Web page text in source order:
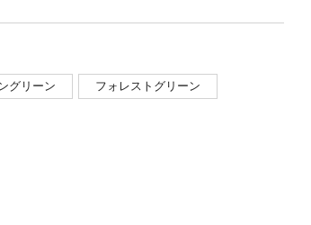
グリーン フォレストグリーン